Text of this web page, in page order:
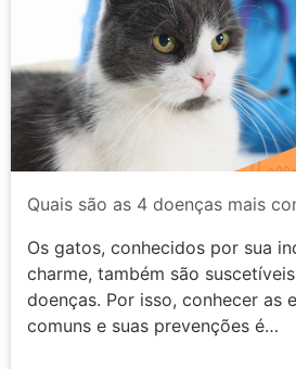
Quais são as 4 doenças mais
Os gatos, conhecidos por sua
charme, também são
doenças. Por isso, conhecer as
comuns e suas prevenções é…